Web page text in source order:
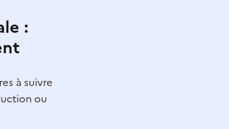
:
à suivre
ou